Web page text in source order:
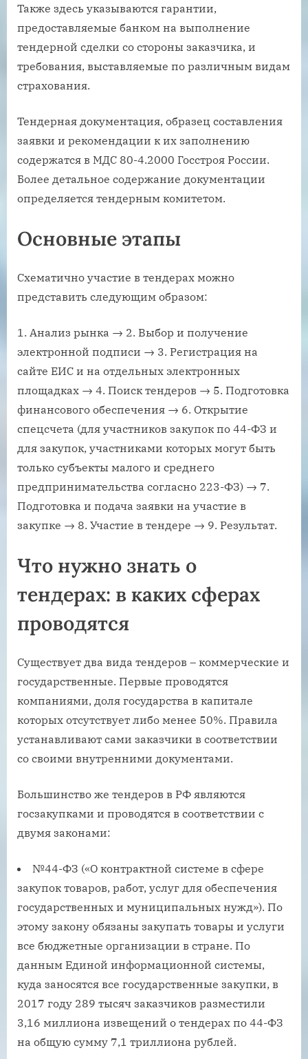
Также здесь указываются гарантии,
предоставляемые банком на выполнение
тендерной сделки со стороны заказчика, и
требования, выставляемые по различным видам
страхования.
Тендерная документация, образец составления
заявки и рекомендации к их заполнению
содержатся в МДС 80-4.2000 Госстроя России.
Более детальное содержание документации
определяется тендерным комитетом.
Основные этапы
Схематично участие в тендерах можно
представить следующим образом:
Анализ рынка → 2. Выбор и получение
электронной подписи → 3. Регистрация на
сайте ЕИС и на отдельных электронных
площадках → 4. Поиск тендеров → 5. Подготовка
финансового обеспечения → 6. Открытие
спецсчета (для участников закупок по 44-ФЗ и
для закупок, участниками которых могут быть
только субъекты малого и среднего
предпринимательства согласно 223-ФЗ) → 7.
Подготовка и подача заявки на участие в
закупке → 8. Участие в тендере → 9. Результат.
Что нужно знать о
тендерах: в каких сферах
проводятся
Существует два вида тендеров – коммерческие и
государственные. Первые проводятся
компаниями, доля государства в капитале
которых отсутствует либо менее 50%. Правила
устанавливают сами заказчики в соответствии
со своими внутренними документами.
Большинство же тендеров в РФ являются
госзакупками и проводятся в соответствии с
двумя законами:
№44-ФЗ («О контрактной системе в сфере
закупок товаров, работ, услуг для обеспечения
государственных и муниципальных нужд»). По
этому закону обязаны закупать товары и услуги
все бюджетные организации в стране. По
данным Единой информационной системы,
куда заносятся все государственные закупки, в
2017 году 289 тысяч заказчиков разместили
3,16 миллиона извещений о тендерах по 44-ФЗ
на общую сумму 7,1 триллиона рублей.